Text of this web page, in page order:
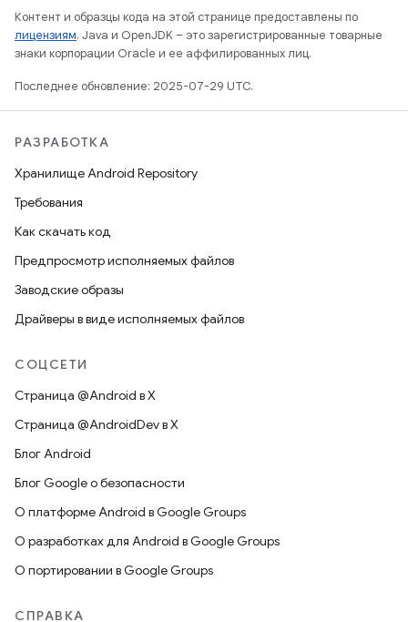
Контент и образцы кода на этой странице предоставлены по
лицензиям. Java и OpenJDK – это зарегистрированные товарные
знаки корпорации Oracle и ее аффилированных лиц.
Последнее обновление: 2025-07-29 UTC.
РАЗРАБОТКА
Хранилище Android Repository
Требования
Как скачать код
Предпросмотр исполняемых файлов
Заводские образы
Драйверы в виде исполняемых файлов
СОЦСЕТИ
Страница @Android в X
Страница @AndroidDev в X
Блог Android
Блог Google о безопасности
О платформе Android в Google Groups
О разработках для Android в Google Groups
О портировании в Google Groups
СПРАВКА